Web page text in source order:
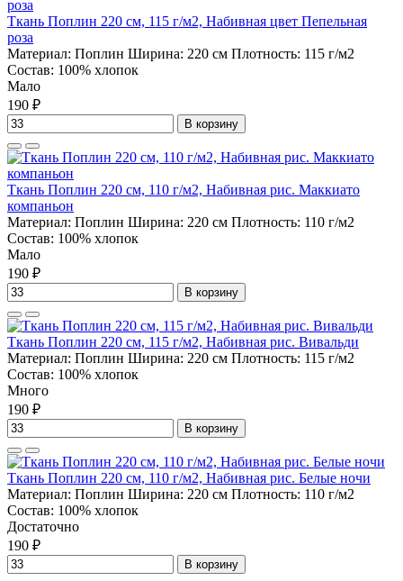
Ткань Поплин 220 см, 115 г/м2, Набивная цвет Пепельная
роза
Материал: Поплин Ширина: 220 см Плотность: 115 г/м2
Состав: 100% хлопок
Мало
190 ₽
В корзину
Ткань Поплин 220 см, 110 г/м2, Набивная рис. Маккиато
компаньон
Материал: Поплин Ширина: 220 см Плотность: 110 г/м2
Состав: 100% хлопок
Мало
190 ₽
В корзину
Ткань Поплин 220 см, 115 г/м2, Набивная рис. Вивальди
Материал: Поплин Ширина: 220 см Плотность: 115 г/м2
Состав: 100% хлопок
Много
190 ₽
В корзину
Ткань Поплин 220 см, 110 г/м2, Набивная рис. Белые ночи
Материал: Поплин Ширина: 220 см Плотность: 110 г/м2
Состав: 100% хлопок
Достаточно
190 ₽
В корзину